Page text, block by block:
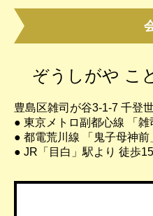
ぞうしがや こ
豊島区雑司が谷3-1-7 千登
● 東京メトロ副都心線 「
● 都電荒川線 「鬼子母神
● JR「目白」駅より 徒歩